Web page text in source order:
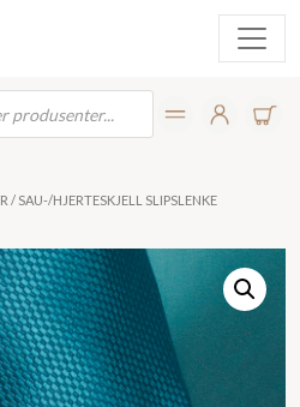
/ SAU-/HJERTESKJELL SLIPSLENKE